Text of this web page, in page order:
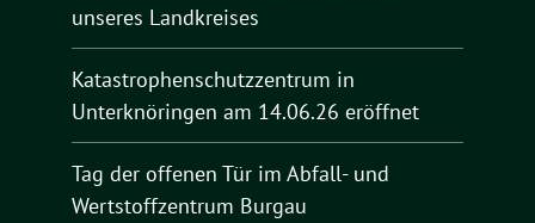
unseres Landkreises
Katastrophenschutzzentrum in
Unterknöringen am 14.06.26 eröffnet
Tag der offenen Tür im Abfall- und
Wertstoffzentrum Burgau